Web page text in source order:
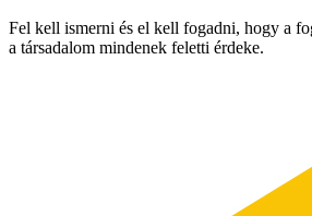
Fel kell ismerni és el kell fogadni, hogy a
a társadalom mindenek feletti érdeke.